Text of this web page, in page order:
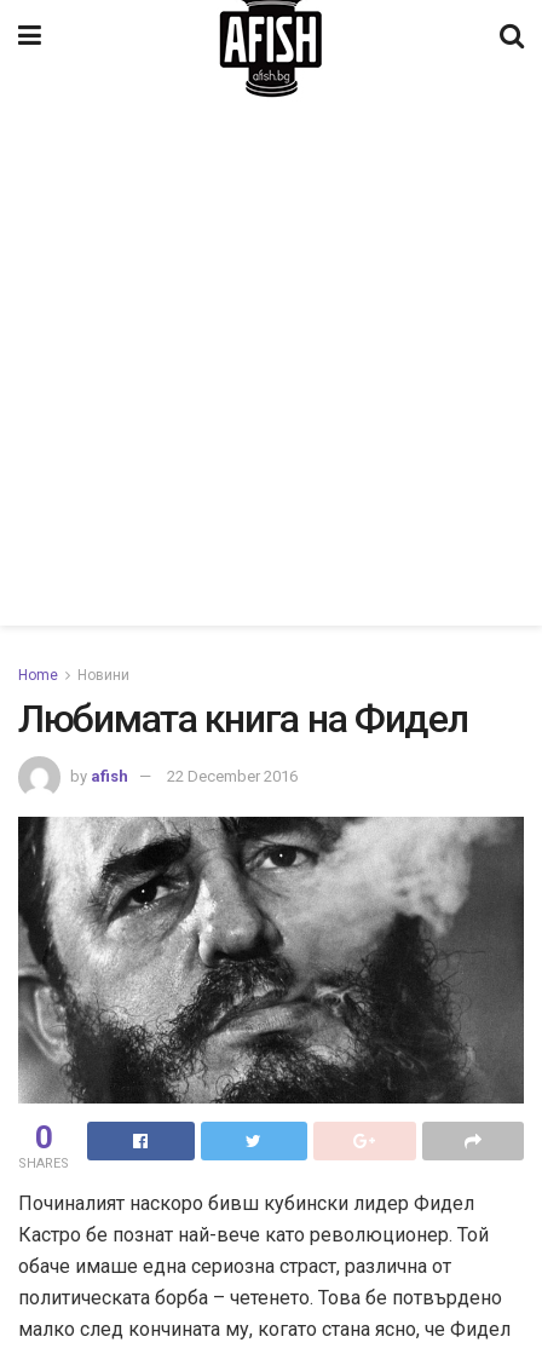
Home Новини
Любимата книга на Фидел
by afish 22 December 2016
0
SHARES
Починалият наскоро бивш кубински лидер Фидел
Кастро бе познат най-вече като революционер. Той
обаче имаше една сериозна страст, различна от
политическата борба – четенето. Това бе потвърдено
малко след кончината му, когато стана ясно, че Фидел